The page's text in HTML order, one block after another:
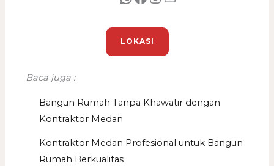
LOKASI
Baca juga :
Bangun Rumah Tanpa Khawatir dengan
Kontraktor Medan
Kontraktor Medan Profesional untuk Bangun
Rumah Berkualitas